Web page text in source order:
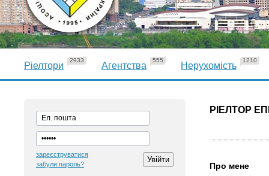
Ріелтори
2933
Агентства
555
Нерухомість
1210
зареєструватися
забули пароль?
РІЕЛТОР
Про мене